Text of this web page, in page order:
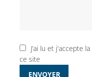
J’ai lu et j'accepte la
ce site
ENVOYER